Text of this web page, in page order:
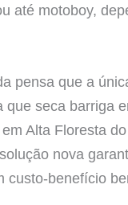
até motoboy,
pensa que a
que seca barriga
Alta Floresta
nova
custo-benefício